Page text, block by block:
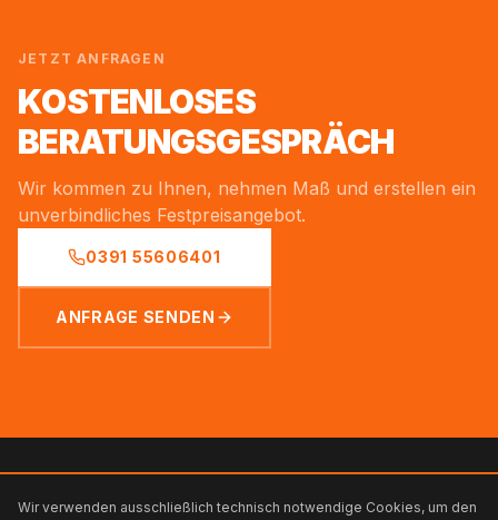
JETZT ANFRAGEN
KOSTENLOSES
BERATUNGSGESPRÄCH
Wir kommen zu Ihnen, nehmen Maß und erstellen ein
unverbindliches Festpreisangebot.
0391 55606401
ANFRAGE SENDEN
heidemann.
Wir verwenden ausschließlich technisch notwendige Cookies, um den